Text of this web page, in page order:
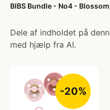
BIBS Bundle - No4 -
Dele af indholdet på
med hjælp fra AI.
-20%